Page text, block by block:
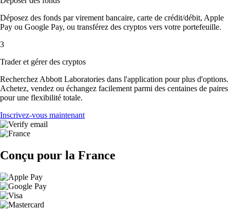
Déposez des fonds par virement bancaire, carte de crédit/débit, Apple
Pay ou Google Pay, ou transférez des cryptos vers votre portefeuille.
3
Trader et gérer des cryptos
Recherchez Abbott Laboratories dans l'application pour plus d'options.
Achetez, vendez ou échangez facilement parmi des centaines de paires
pour une flexibilité totale.
Inscrivez-vous maintenant
Conçu pour la France